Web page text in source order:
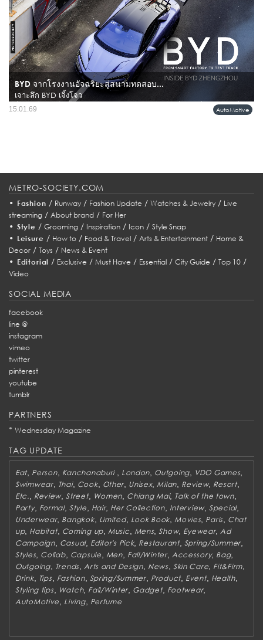
BYD จากโรงงานอัจฉริยะสู่สนามทดสอบ...
เจาะลึก BYD เจิ้งโจว
ชื่อของ BYD ในวันนี้ ไม่ได้หมายถึงแค่แบรนด์รถยนต์ไฟฟ้าที่มาแรงที่สุดแบรนด์หนึ่ง
ของโลก แต่คือภาพแทนของ “วิธีคิดใหม่” ในอุตสาหกรรมยานยนต์ ตั้งแต่การผลิต
AutoMotive
15.01.69
METRO-SOCIETY.COM
• Fashion / Runway/ Fashion Update / Watches & Jewelry/ Live
streaming / About brand / For Her
• Style / Grooming/ Inspiration/ Icon/ Style Snap
• Leisure / How to/ Food & Travel/ Arts & Entertainment/ Home &
Decor / Toys / News & Event
• Editorial / Exclusive /Must Have / Essential /City Guide /Top 10 /
Video
SOCIAL MEDIA
facebook
line @
instagram
vimeo
twitter
pinterest
youtube
tumblr
PARTNERS
* Wednesday Magazine
TAG UPDATE
Eat, Person, Kanchanaburi , London, Outgoing, VDO Games,
Swimwear, Thai, Cook, Other, Unisex,Milan, Review, Resort,
Etc., Review,Street, Women, Chiang Mai, Talk of the town,
Party, Formal, Style, Hair, Her Collection, Interview,Special,
Underwear, Bangkok, Limited, Look Book,Movies, Paris, Chat
up, Habitat, Coming up, Music, Mens,Show, Eyewear,Ad
Campaign, Casual, Editor's Pick, Restaurant, Spring/Summer,
Styles, Collab, Capsule, Men, Fall/Winter, Accessory, Bag,
Outgoing, Trends,Arts and Design, News, Skin Care, Fit&Firm,
Drink, Tips, Fashion, Spring/Summer, Product, Event, Health,
Styling tips, Watch, Fall/Winter, Gadget, Footwear,
AutoMotive, Living, Perfume